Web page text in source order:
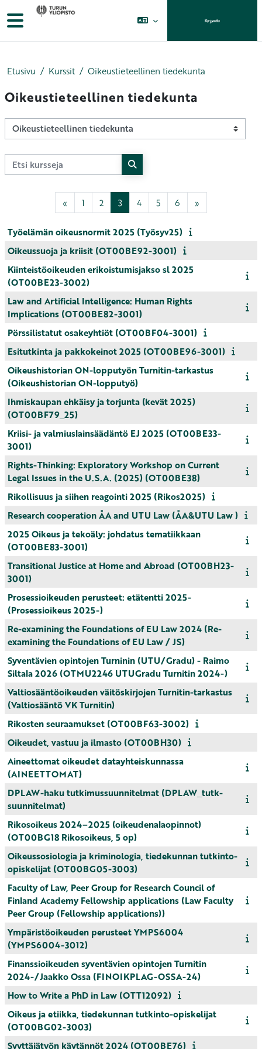
Siirry pääsisältöön
Sivupaneeli Kirjaudu
Etusivu Kurssit Oikeustieteellinen tiedekunta
Oikeustieteellinen tiedekunta
Kurssikategoriat
Etsi kursseja
Etsi kursseja
« Edellinen sivu
1 Sivu 1
2Sivu 2
3Sivu 3
4Sivu 4
5Sivu 5
6 Sivu 6
»
Työelämän oikeusnormit 2025 (Työsyv25)
Oikeussuoja ja kriisit (OT00BE92-3001)
Kiinteistöoikeuden erikoistumisjakso sl 2025
(OT00BE23-3002)
Law and Artificial Intelligence: Human Rights
Implications (OT00BE82-3001)
Pörssilistatut osakeyhtiöt (OT00BF04-3001)
Esitutkinta ja pakkokeinot 2025 (OT00BE96-3001)
Oikeushistorian ON-lopputyön Turnitin-tarkastus
(Oikeushistorian ON-lopputyö)
Ihmiskaupan ehkäisy ja torjunta (kevät 2025)
(OT00BF79_25)
Kriisi- ja valmiuslainsäädäntö EJ 2025 (OT00BE33-
3001)
Rights-Thinking: Exploratory Workshop on Current
Legal Issues in the U.S.A. (2025) (OT00BE38)
Rikollisuus ja siihen reagointi 2025 (Rikos2025)
Research cooperation ÅA and UTU Law (ÅA&UTU Law )
2025 Oikeus ja tekoäly: johdatus tematiikkaan
(OT00BE83-3001)
Transitional Justice at Home and Abroad (OT00BH23-
3001)
Prosessioikeuden perusteet: etätentti 2025-
(Prosessioikeus 2025-)
Re-examining the Foundations of EU Law 2024 (Re-
examining the Foundations of EU Law / JS)
Syventävien opintojen Turninin (UTU/Gradu) - Raimo
Siltala 2026 (OTMU2246 UTUGradu Turnitin 2024-)
Valtiosääntöoikeuden väitöskirjojen Turnitin-tarkastus
(Valtiosääntö VK Turnitin)
Rikosten seuraamukset (OT00BF63-3002)
Oikeudet, vastuu ja ilmasto (OT00BH30)
Aineettomat oikeudet datayhteiskunnassa
(AINEETTOMAT)
DPLAW-haku tutkimussuunnitelmat (DPLAW_tutk-
suunnitelmat)
Rikosoikeus 2024–2025 (oikeudenalaopinnot)
(OT00BG18 Rikosoikeus, 5 op)
Oikeussosiologia ja kriminologia, tiedekunnan tutkinto-
opiskelijat (OT00BG05-3003)
Faculty of Law, Peer Group for Research Council of
Finland Academy Fellowship applications (Law Faculty
Peer Group (Fellowship applications))
Ympäristöoikeuden perusteet YMPS6004
(YMPS6004-3012)
Finanssioikeuden syventävien opintojen Turnitin
2024-/Jaakko Ossa (FINOIKPLAG-OSSA-24)
How to Write a PhD in Law (OTT12092)
Oikeus ja etiikka, tiedekunnan tutkinto-opiskelijat
(OT00BG02-3003)
Syyttäjätyön käytännöt 2024 (OT00BE76)